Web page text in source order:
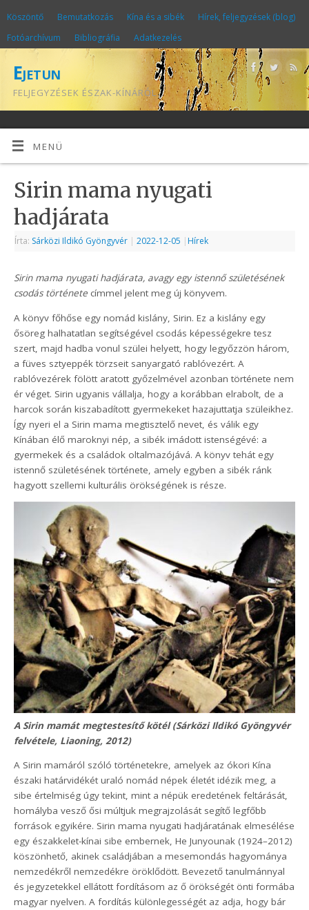
Köszöntő Bemutatkozás Kína és a sibék
Hírek, feljegyzések (blog)
Fotóarchívum
Bibliográfia Adatkezelés
Ejetun
FELJEGYZÉSEK ÉSZAK-KÍNÁRÓL
MENÜ
Sirin mama nyugati
hadjárata
Írta: Sárközi Ildikó Gyöngyvér | 2022-12-05 | Hírek
Sirin mama nyugati hadjárata, avagy egy istennő születésének
csodás története címmel jelent meg új könyvem.
A könyv főhőse egy nomád kislány, Sirin. Ez a kislány egy
ősöreg halhatatlan segítségével csodás képességekre tesz
szert, majd hadba vonul szülei helyett, hogy legyőzzön három,
a füves sztyeppék törzseit sanyargató rablóvezért. A
rablóvezérek fölött aratott győzelmével azonban története nem
ér véget. Sirin ugyanis vállalja, hogy a korábban elrabolt, de a
harcok során kiszabadított gyermekeket hazajuttatja szüleikhez.
Így nyeri el a Sirin mama megtisztelő nevet, és válik egy
Kínában élő maroknyi nép, a sibék imádott istenségévé: a
gyermekek és a családok oltalmazójává. A könyv tehát egy
istennő születésének története, amely egyben a sibék ránk
hagyott szellemi kulturális örökségének is része.
A Sirin mamát megtestesítő kötél (Sárközi Ildikó Gyöngyvér
felvétele, Liaoning, 2012)
A Sirin mamáról szóló történetekre, amelyek az ókori Kína
északi határvidékét uraló nomád népek életét idézik meg, a
sibe értelmiség úgy tekint, mint a népük eredetének feltárását,
homályba vesző ősi múltjuk megrajzolását segítő legfőbb
források egyikére. Sirin mama nyugati hadjáratának elmesélése
egy északkelet-kínai sibe embernek, He Junyounak (1924–2012)
köszönhető, akinek családjában a mesemondás hagyománya
nemzedékről nemzedékre öröklődött. Bevezető tanulmánnyal
és jegyzetekkel ellátott fordításom az ő örökségét önti formába
magyar nyelven. A fordítás különlegességét az adja, hogy bár